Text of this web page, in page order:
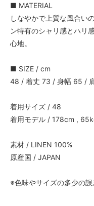
■ MATERIAL
しなやかで上質な風合い
ン特有のシャリ感とハリ
心地。
■ SIZE / cm
48 / 着丈 73 / 身幅 65 /
着用サイズ / 48
着用モデル / 178cm ,
素材 / LINEN 100%
原産国 / JAPAN
※色味やサイズの多少の